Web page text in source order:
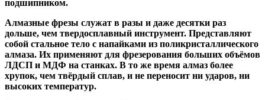
подшипником.
Алмазные фрезы служат в разы и даже десятки раз
дольше, чем твердосплавный инструмент. Представляют
собой стальное тело с напайками из поликристаллического
алмаза. Их применяют для фрезерования больших объёмов
ЛДСП и МДФ на станках. В то же время алмаз более
хрупок, чем твёрдый сплав, и не переносит ни ударов, ни
высоких температур.